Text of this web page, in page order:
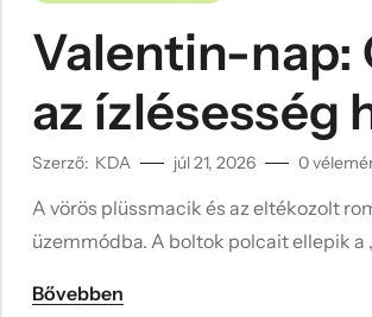
Valentin-nap:
az ízlésesség
Szerző: KDA júl 21, 2026 0
A vörös plüssmacik és az eltékozolt
üzemmódba. A boltok polcait ellepik a
Bővebben